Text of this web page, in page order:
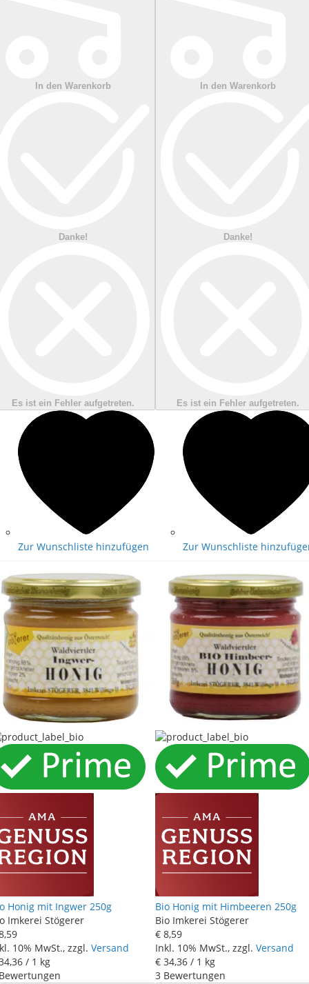
In den Warenkorb
Danke!
Es ist ein Fehler aufgetreten.
Zur Wunschliste hinzufügen
In den Warenkorb
Danke!
Es ist ein Fehler aufgetreten.
Zur Wunschliste
Honig mit Ingwer 250g
Imkerei Stögerer
,59
10% MwSt., zzgl. Versand
,36 / 1 kg
Bio Honig mit Himbeeren 250g
Bio Imkerei Stögerer
€ 8,59
Inkl. 10% MwSt., zzgl. Versand
€ 34,36 / 1 kg
3 Bewertungen